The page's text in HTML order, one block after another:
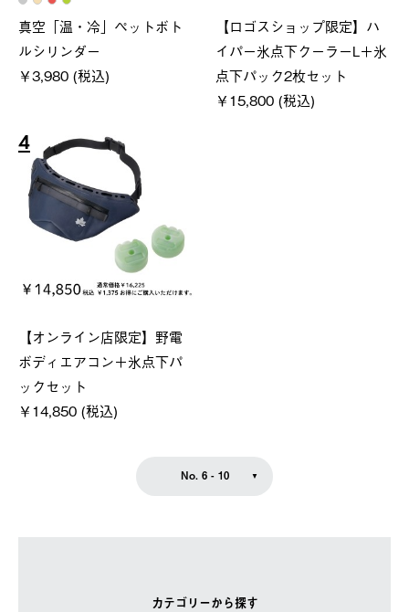
カテゴリーから探す
真空「温・冷」ペットボト
ルシリンダー
￥3,980 (税込)
【ロゴスショップ限定】ハ
イパー氷点下クーラーL＋氷
点下パック2枚セット
￥15,800 (税込)
4
【オンライン店限定】野電
ボディエアコン＋氷点下パ
ックセット
￥14,850 (税込)
No. 6 - 10